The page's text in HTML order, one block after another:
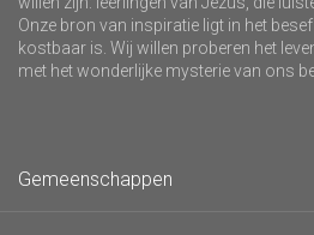
Onze bron van inspiratie ligt in het
kostbaar is. Wij willen proberen het
met het wonderlijke mysterie van ons
Gemeenschappen